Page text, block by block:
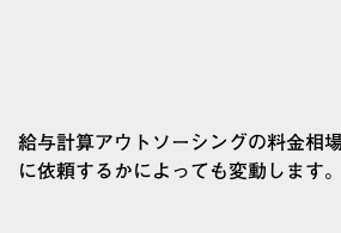
給与計算アウトソーシングの料金相
に依頼するかによっても変動します。